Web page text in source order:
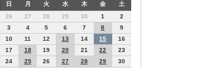
日 月 火 水 木 金
土
26
27 28 29 30 1
2
3
4 5 6 7 8
9
10
11 12 13 14 15
16
17
18 19 20 21 22
23
24
25 26 27 28 29
30